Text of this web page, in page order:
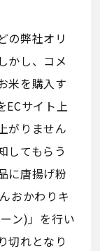
の弊社オリ
かし、コメ
米を購入す
ECサイト上
がりません
してもらう
に唐揚げ粉
おかわりキ
ン)」を行い
切れとなり